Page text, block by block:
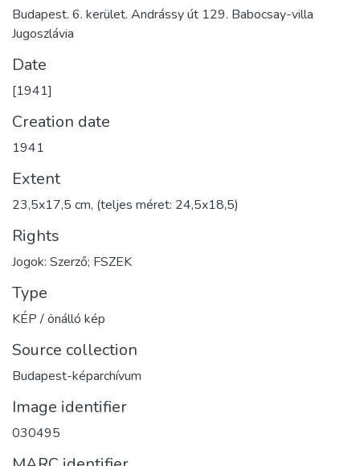
Budapest. 6. kerület. Andrássy út 129. Babocsay-villa
Jugoszlávia
Date
[1941]
Creation date
1941
Extent
23,5x17,5 cm, (teljes méret: 24,5x18,5)
Rights
Jogok: Szerző; FSZEK
Type
KÉP / önálló kép
Source collection
Budapest-képarchívum
Image identifier
030495